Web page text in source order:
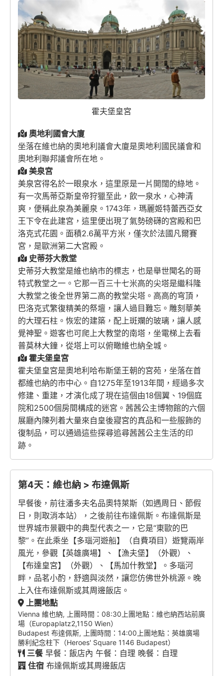
霍夫堡皇宮
奧地利國會大廈
坐落在維也納的奧地利議會大廈是奧地利國民議會和
奧地利聯邦議會所在地。
美泉宮
美泉宮得名於一眼泉水，這里原是一片開闊的綠地。
有一次馬蒂亞斯皇帝狩獵至此，飲一泉水，心神清
爽，便稱此泉為美麗泉。1743年，瑪麗姬特蕾西亞女
王下令在此建宮，這里便出現了氣勢磅礴的宮殿和巴
洛克式花園。面積2.6萬平方米，僅次於法國凡爾賽
宮，是歐洲第二大宮殿。
史蒂芬大教堂
史蒂芬大教堂是維也納市的標志，也是舉世聞名的哥
特式教堂之一。它那一百三十七米高的尖塔是繼科隆
大教堂之後全世界第二高的教堂尖塔。高高的穹頂，
巴洛克式繁復精美的祭壇，讓人過目難忘。雕刻華美
的大理石柱。恢宏的建築，配上斑斕的玻璃，讓人感
覺神聖。遊客也可爬上大教堂的南塔，坐電梯上去看
普莫林大鐘，從塔上可以俯瞰維也納全城。
霍夫堡皇宮
霍夫堡皇宮是奧地利哈布斯堡王朝的宮苑，坐落在首
都維也納的市中心。自1275年至1913年間，經過多次
修建、重建，才演化成了現在這個由18個翼、19個庭
院和2500個房間構成的迷宮。茜茜公主博物館的六個
展廳內陳列着大量來自皇後寢宮的真品和一些服飾的
復制品，可以通過這些探尋追尋茜茜公主生活的印
跡。
第4天：維也納 > 布達佩斯
早餐後，前往潘多夫名品奧特萊斯（如遇周日、節假
日，則取消本站），之後前往布達佩斯。布達佩斯是
世界城市景觀中的典型代表之一，它是“東歐的巴
黎”。在此乘坐【多瑙河遊船】（自費項目）遊覽兩岸
風光，參觀【英雄廣場】、【漁夫堡】（外觀）、
【布達皇宮】（外觀）、【馬加什教堂】。多瑙河
畔，品茗小酌，舒適與淡然，讓您仿佛世外桃源。晚
上入住布達佩斯或其周邊飯店。
上團地點
Vienna 維也納, 上團時間：08:30上團地點：維也納西站前廣
場（Europaplatz2,1150 Wien）
Budapest 布達佩斯, 上團時間：14:00上團地點：英雄廣場
勝利紀念柱下（Heroes' Square 1146 Budapest）
三餐早餐：飯店內 午餐：自理 晚餐：自理
住宿 布達佩斯或其周邊飯店